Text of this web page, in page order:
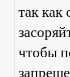
так как
чтобы